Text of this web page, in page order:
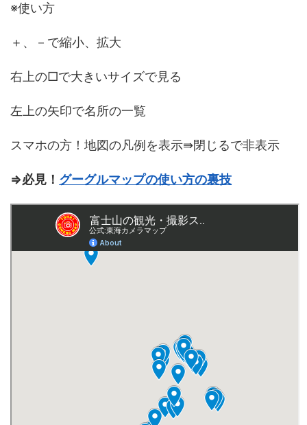
※使い方
＋、－で縮小、拡大
右上の□で大きいサイズで見る
左上の矢印で名所の一覧
スマホの方！地図の凡例を表示⇛閉じるで非表示
⇒必見！ グーグルマップの使い方の裏技